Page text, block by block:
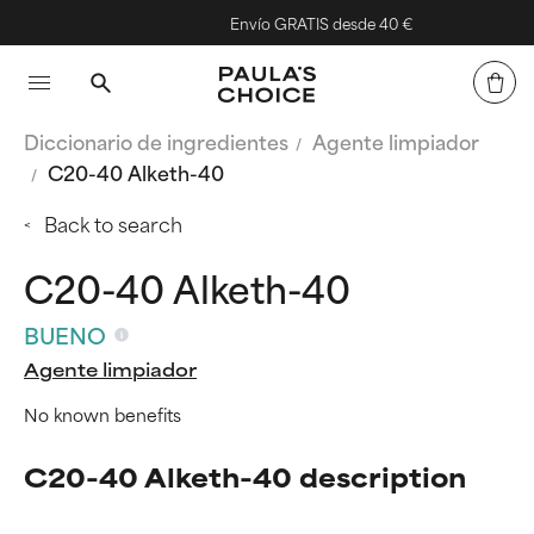
Envío GRATIS desde 40 €
Diccionario de ingredientes
Agente limpiador
C20-40 Alketh-40
Back to search
C20-40 Alketh-40
BUENO
Agente limpiador
No known benefits
C20-40 Alketh-40 description